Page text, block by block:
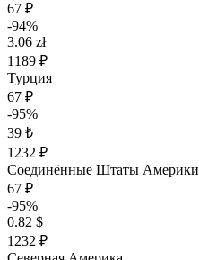
67 ₽
-94%
3.06 zł
1189 ₽
Турция
67 ₽
-95%
39 ₺
1232 ₽
Соединённые Штаты Америки
67 ₽
-95%
0.82 $
1232 ₽